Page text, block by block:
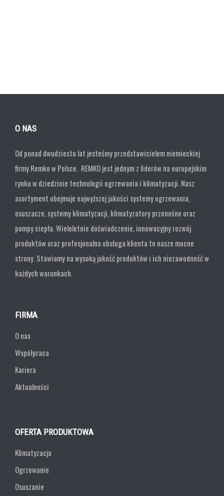
O NAS
Od ponad dwudziestu lat jesteśmy przedstawicielem niemieckiej
firmy Remko w Polsce. REMKO jest jednym z liderów na europejskim
rynku w dziedzinie technologii ogrzewania i klimatyzacji. Nasz
asortyment obejmuje najwyższej jakości systemy ogrzewania,
osuszacze, systemy klimatyzacji, klimatyzatory przenośne oraz
pompy ciepła. Wieloletnie doświadczenie, innowacyjny rozwój
produktów oraz profesjonalna obsługa klienta to nasze mocne
strony. Stawiamy na wysoką jakość produktów i ich niezawodność w
każdych warunkach.
FIRMA
O nas
Współpraca
Kariera
Aktualności
OFERTA PRODUKTOWA
Klimatyzacja
Ogrzewanie
Osuszanie